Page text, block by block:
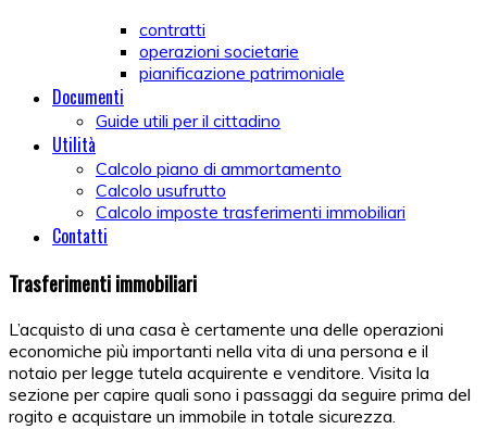
contratti
operazioni societarie
pianificazione patrimoniale
Documenti
Guide utili per il cittadino
Utilità
Calcolo piano di ammortamento
Calcolo usufrutto
Calcolo imposte trasferimenti immobiliari
Contatti
Trasferimenti immobiliari
L’acquisto di una casa è certamente una delle operazioni
economiche più importanti nella vita di una persona e il
notaio per legge tutela acquirente e venditore. Visita la
sezione per capire quali sono i passaggi da seguire prima del
rogito e acquistare un immobile in totale sicurezza.